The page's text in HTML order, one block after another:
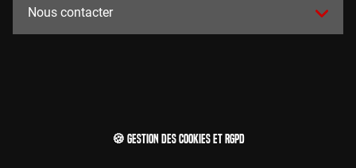
Nous contacter
🍪 Gestion des cookies et RGPD